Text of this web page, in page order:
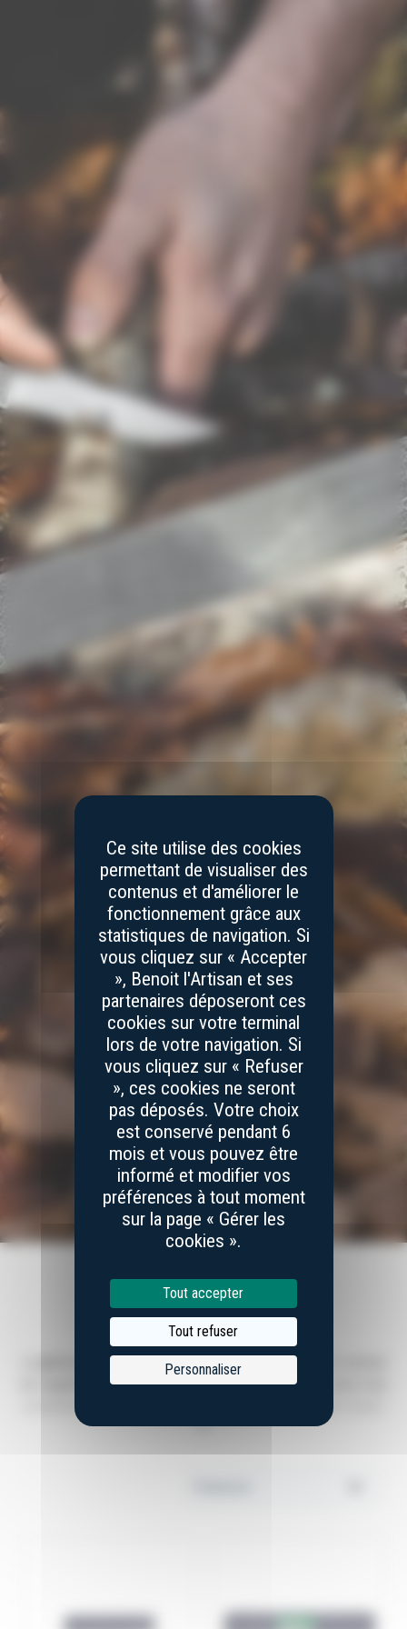
PIERRES À AIGUISER
3 articles disponibles
pierre à aiguiser
permet d’affûter facilement votre couteau
de Laguiole en refaisant le tranchant de la lame. Aussi, nous vous
proposons une sélection de pierres à aiguiser naturelles, issues
des Pyrénées.
+
Ce site utilise des cookies
permettant de visualiser des
contenus et d'améliorer le
fonctionnement grâce aux
statistiques de navigation. Si
vous cliquez sur « Accepter
», Benoit l'Artisan et ses
partenaires déposeront ces
cookies sur votre terminal
lors de votre navigation. Si
vous cliquez sur « Refuser
», ces cookies ne seront
pas déposés. Votre choix
est conservé pendant 6
mois et vous pouvez être
informé et modifier vos
préférences à tout moment
sur la page « Gérer les
cookies ».
Tout accepter
Tout refuser
Personnaliser